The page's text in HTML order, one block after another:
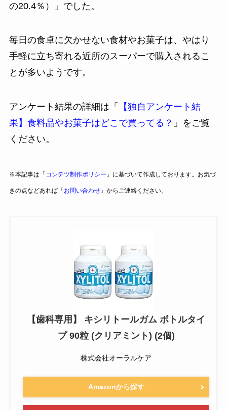
の20.4％）」でした。
毎日の食卓に欠かせない食材やお菓子は、やはり
手軽に立ち寄れる近所のスーパーで購入されるこ
とが多いようです。
アンケート結果の詳細は「
【独自アンケート結
果】食料品やお菓子はどこで買ってる？ 」をご覧
ください。
※本記事は「 コンテツ制作ポリシー 」に基づいて作成しております。お気づ
きの点などあれば「 お問い合わせ」からご連絡ください。
【歯科専用】 キシリトールガム ボトルタイ
プ 90粒 (クリアミント) (2個)
株式会社オーラルケア
Amazonから探す